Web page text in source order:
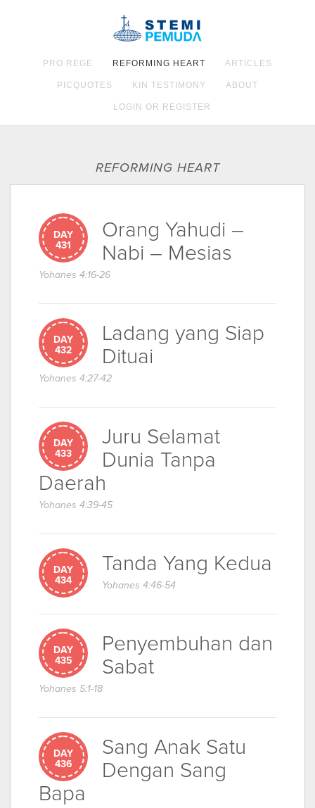
PRO REGE REFORMING HEART ARTICLES
PICQUOTES KIN TESTIMONY ABOUT
LOGIN OR REGISTER
REFORMING HEART
DAY
431
Orang Yahudi –
Nabi – Mesias
Yohanes 4:16-26
DAY
432
Ladang yang Siap
Dituai
Yohanes 4:27-42
DAY
433
Juru Selamat
Dunia Tanpa
Daerah
Yohanes 4:39-45
DAY
434
Tanda Yang Kedua
Yohanes 4:46-54
DAY
435
Penyembuhan dan
Sabat
Yohanes 5:1-18
DAY
436
Sang Anak Satu
Dengan Sang
Bapa